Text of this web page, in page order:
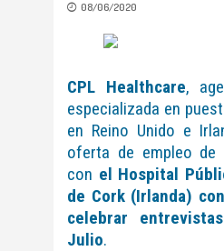
08/06/2020
CPL Healthcare,
especializada en
en Reino Unido e
oferta de empleo de
con el Hospital
de Cork (Irlanda)
celebrar
Julio.